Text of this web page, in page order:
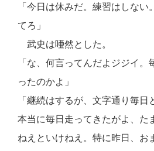
「今日は休みだ。練習はしな
てろ」
武史は唖然とした。
「な、何言ってんだよジジイ
ったのかよ」
「継続はするが、文字通り毎
本当に毎日走ってきたがよ、た
ねえといけねえ。特に昨日、お